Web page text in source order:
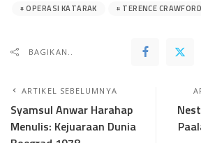
OPERASI KATARAK
TERENCE CRAWFORD
BAGIKAN..
ARTIKEL SEBELUMNYA
Syamsul Anwar Harahap
Menulis: Kejuaraan Dunia